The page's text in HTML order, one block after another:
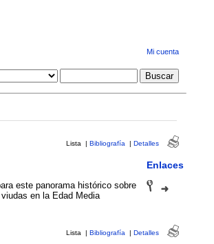
Mi cuenta
Lista | Bibliografía | Detalles
Enlaces
este panorama histórico sobre
en la Edad Media
Lista | Bibliografía | Detalles